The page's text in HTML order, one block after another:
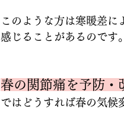
このような方は寒暖差に
感じることがあるのです。
春の関節痛を予防・
ではどうすれば春の気候